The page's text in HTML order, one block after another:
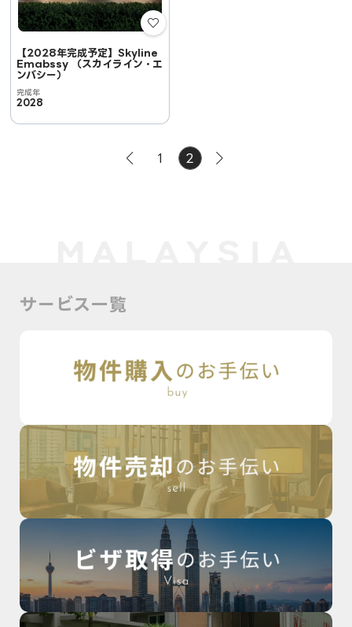
【2028年完成予定】Skyline
Emabssy （スカイライン・エ
ンバシー）
完成年
2028
1 2
サービス一覧